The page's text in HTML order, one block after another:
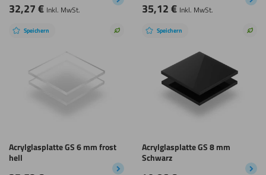
32,27€ Inkl. MwSt. 35,12€ Inkl. MwSt.
Speichern
Acrylglasplatte GS 6 mm frost
hell
NachhaltigeSpeichern
Acrylglasplatte GS 8 mm
Schwarz